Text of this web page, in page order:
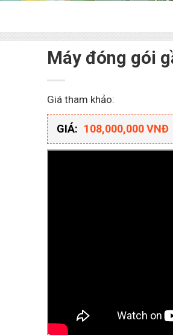
Máy đóng gói
Giá tham khảo:
GIÁ: 108,000,000 VNĐ